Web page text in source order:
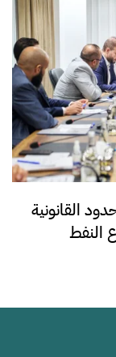
القانونية
النفط